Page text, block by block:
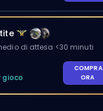
di attesa <30 minuti
gioco
COMPRA
ORA